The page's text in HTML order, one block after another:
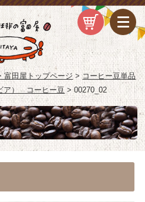
富田屋トップページ>コーヒー豆単品
ア） コーヒー豆 >00270_02